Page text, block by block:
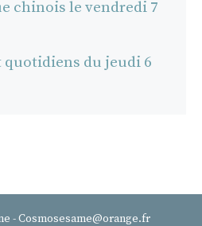
chinois le vendredi 7
quotidiens du jeudi 6
- Cosmosesame@orange.fr